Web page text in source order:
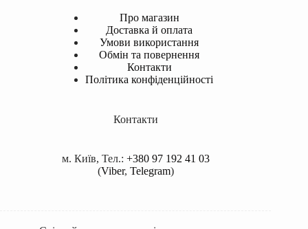
Про магазин
Доставка й оплата
Умови використання
Обмін та повернення
Контакти
Політика конфіденційності
Контакти
м. Київ, Тел.: +380 97 192 41 03
(Viber, Telegram)